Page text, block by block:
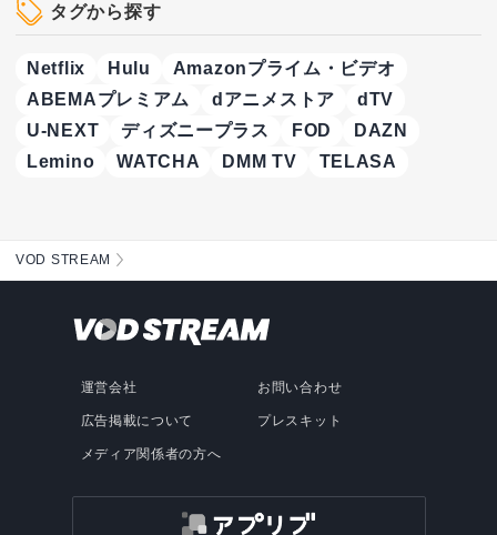
タグから探す
Netflix Hulu
Amazonプライム・ビデオ
ABEMAプレミアム
dアニメストア
dTV
U-NEXT
ディズニープラス FOD
DAZN
Lemino
WATCHA DMM TV TELASA
VOD STREAM
運営会社
広告掲載について
メディア関係者の方へ
お問い合わせ
プレスキット